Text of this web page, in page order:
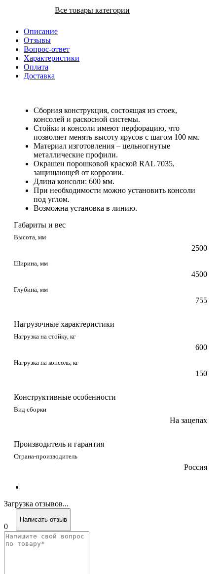
Все товары категории
Описание
Отзывы
Вопрос-ответ
Характеристики
Оплата
Доставка
Сборная конструкция, состоящая из стоек,
консолей и раскосной системы.
Стойки и консоли имеют перфорацию, что
позволяет менять высоту ярусов с шагом 100 мм.
Материал изготовления – цельногнутые
металлические профили.
Окрашен порошковой краской RAL 7035,
защищающей от коррозии.
Длина консоли: 600 мм.
При необходимости можно установить консоли
под углом.
Возможна установка в линию.
Габариты и вес
Высота, мм
2500
Ширина, мм
4500
Глубина, мм
755
Нагрузочные характеристики
Нагрузка на стойку, кг
600
Нагрузка на консоль, кг
150
Конструктивные особенности
Вид сборки
На зацепах
Производитель и гарантия
Страна-производитель
Россия
Загрузка отзывов...
0
Написать отзыв